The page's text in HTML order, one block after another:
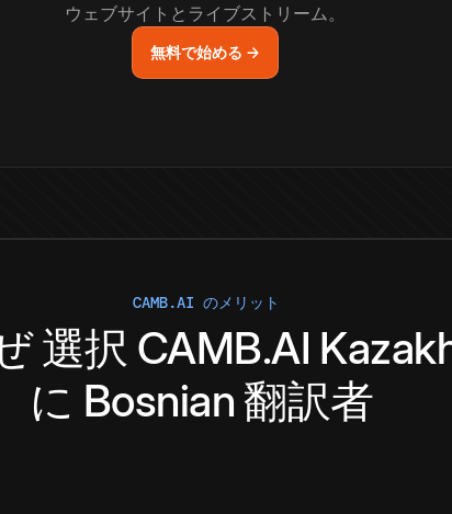
ウェブサイトとライブストリーム。
無料で始める →
CAMB.AI のメリット
選択 CAMB.AI
に Bosnian 翻訳者